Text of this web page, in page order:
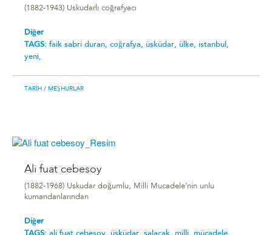
(1882-1943) Uskudarlı coğrafyacı
Diğer
TAGS: faik sabri duran, coğrafya, üsküdar, ülke, istanbul,
yeni,
TARIH / MEŞHURLAR
Ali fuat cebesoy
(1882-1968) Uskudar doğumlu, Milli Mucadele’nin unlu
kumandanlarından
Diğer